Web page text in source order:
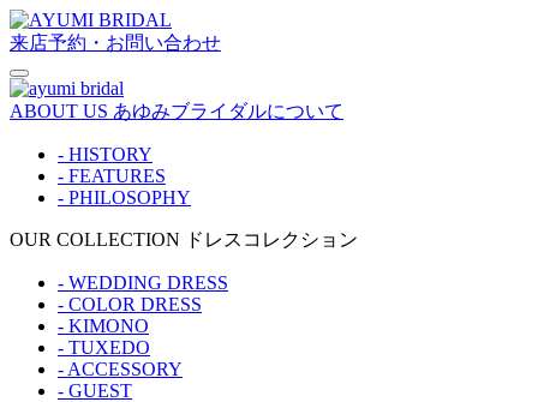
来店予約・お問い合わせ
ABOUT US あゆみブライダルについて
- HISTORY
- FEATURES
- PHILOSOPHY
OUR COLLECTION ドレスコレクション
- WEDDING DRESS
- COLOR DRESS
- KIMONO
- TUXEDO
- ACCESSORY
- GUEST